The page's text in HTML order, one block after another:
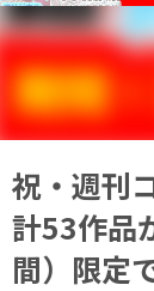
祝・週刊
計53作品
間）限定